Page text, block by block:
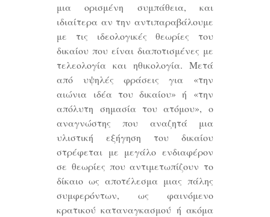
μια ορισμένη συμπάθεια, και
ιδιαίτερα αν την αντιπαραβάλουμε
με τις ιδεολογικές θεωρίες του
δικαίου που είναι διαποτισμένες με
τελεολογία και ηθικολογία. Μετά
από υψηλές φράσεις για «την
αιώνια ιδέα του δικαίου» ή «την
απόλυτη σημασία του ατόμου», ο
αναγνώστης που αναζητά μια
υλιστική εξήγηση του δικαίου
στρέφεται με μεγάλο ενδιαφέρον
σε θεωρίες που αντιμετωπίζουν το
δίκαιο ως αποτέλεσμα μιας πάλης
συμφερόντων, ως φαινόμενο
κρατικού καταναγκασμού ή ακόμα